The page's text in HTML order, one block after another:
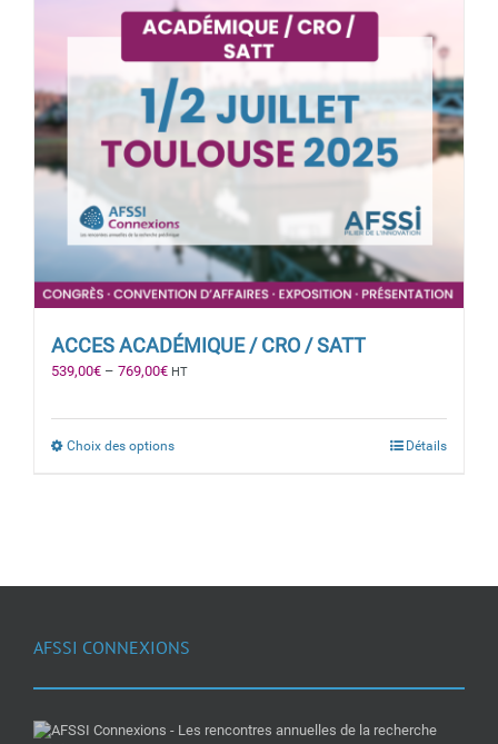
ACCES ACADÉMIQUE / CRO / SATT
539,00€ – 769,00€ HT
Choix des options Détails
AFSSI CONNEXIONS